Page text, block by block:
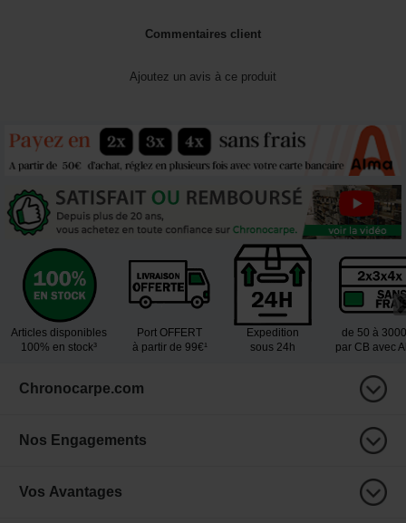
Commentaires client
Ajoutez un avis à ce produit
Articles disponibles
100% en stock³
Port OFFERT
à partir de 99€¹
Expedition
sous 24h
de 50 à
par CB avec
Chronocarpe.com
Nos Engagements
Vos Avantages